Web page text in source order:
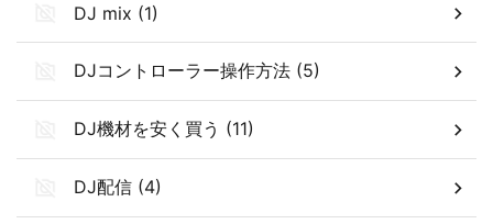
DJ mix (1)
DJコントローラー操作方法 (5)
DJ機材を安く買う (11)
DJ配信 (4)